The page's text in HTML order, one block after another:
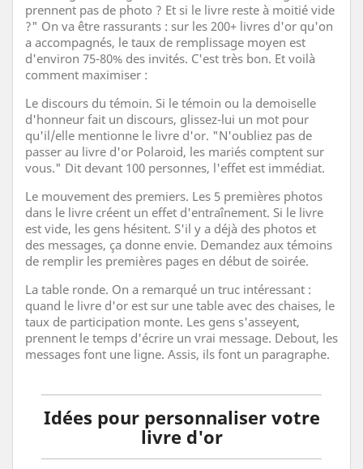
prennent pas de photo ? Et si le livre reste à moitié vide
?" On va être rassurants : sur les 200+ livres d'or qu'on
a accompagnés, le taux de remplissage moyen est
d'environ 75-80% des invités. C'est très bon. Et voilà
comment maximiser :
Le discours du témoin. Si le témoin ou la demoiselle
d'honneur fait un discours, glissez-lui un mot pour
qu'il/elle mentionne le livre d'or. "N'oubliez pas de
passer au livre d'or Polaroid, les mariés comptent sur
vous." Dit devant 100 personnes, l'effet est immédiat.
Le mouvement des premiers. Les 5 premières photos
dans le livre créent un effet d'entraînement. Si le livre
est vide, les gens hésitent. S'il y a déjà des photos et
des messages, ça donne envie. Demandez aux témoins
de remplir les premières pages en début de soirée.
La table ronde. On a remarqué un truc intéressant :
quand le livre d'or est sur une table avec des chaises, le
taux de participation monte. Les gens s'asseyent,
prennent le temps d'écrire un vrai message. Debout, les
messages font une ligne. Assis, ils font un paragraphe.
Idées pour personnaliser votre
livre d'or